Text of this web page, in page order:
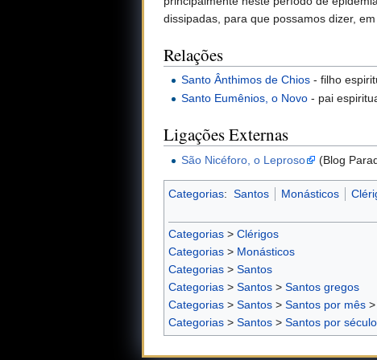
dissipadas, para que possamos dizer, em
Relações
Santo Ânthimos de Chios - filho
Santo Eumênios, o Novo - pai
Ligações Externas
São Nicéforo, o Leproso (Blog
Categorias: Santos Monásticos
Categorias > Clérigos
Categorias > Monásticos
Categorias > Santos
Categorias > Santos > Santos gregos
Categorias > Santos > Santos por mês >
Categorias > Santos > Santos por século